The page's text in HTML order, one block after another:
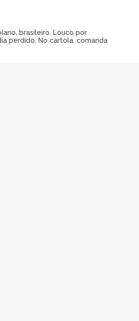
brasileiro. Louco por
perdido. No cartola, comanda